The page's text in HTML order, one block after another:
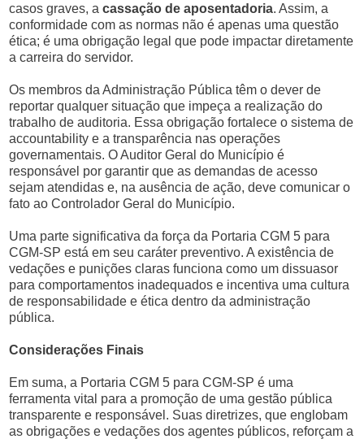
casos graves, acassação de aposentadoria. Assim, a
conformidade com as normas não é apenas uma questão
ética; é uma obrigação legal que pode impactar diretamente
a carreira do servidor.
Os membros da Administração Pública têm o dever de
reportar qualquer situação que impeça a realização do
trabalho de auditoria. Essa obrigação fortalece o sistema de
accountability e a transparência nas operações
governamentais. O Auditor Geral do Município é
responsável por garantir que as demandas de acesso
sejam atendidas e, na ausência de ação, deve comunicar o
fato ao Controlador Geral do Município.
Uma parte significativa da força da Portaria CGM 5 para
CGM-SP está em seu caráter preventivo. A existência de
vedações e punições claras funciona como um dissuasor
para comportamentos inadequados e incentiva uma cultura
de responsabilidade e ética dentro da administração
pública.
Considerações Finais
Em suma, a Portaria CGM 5 para CGM-SP é uma
ferramenta vital para a promoção de uma gestão pública
transparente e responsável. Suas diretrizes, que englobam
as obrigações e vedações dos agentes públicos, reforçam a